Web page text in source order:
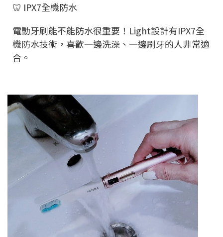
🦷 IPX7全機防水
電動牙刷能不能防水很重要！Light設計有IPX7全
機防水技術，喜歡一邊洗澡、一邊刷牙的人非常適
合。